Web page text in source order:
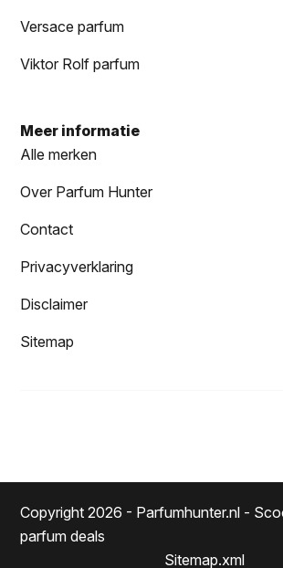
Versace parfum
Viktor Rolf parfum
Meer informatie
Alle merken
Over Parfum Hunter
Contact
Privacyverklaring
Disclaimer
Sitemap
Copyright 2026 - Parfumhunter.nl -
parfum deals
Sitemap.xml